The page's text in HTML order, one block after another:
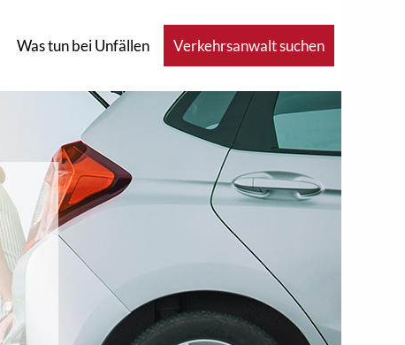
Was tun bei Unfällen Verkehrsanwalt suchen